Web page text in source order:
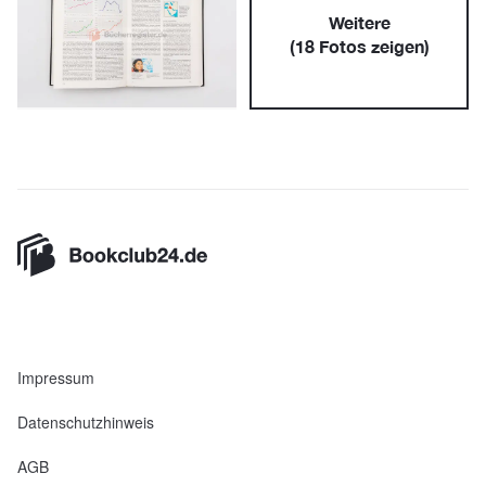
Weitere
(18Fotos zeigen)
Impressum
Datenschutzhinweis
AGB